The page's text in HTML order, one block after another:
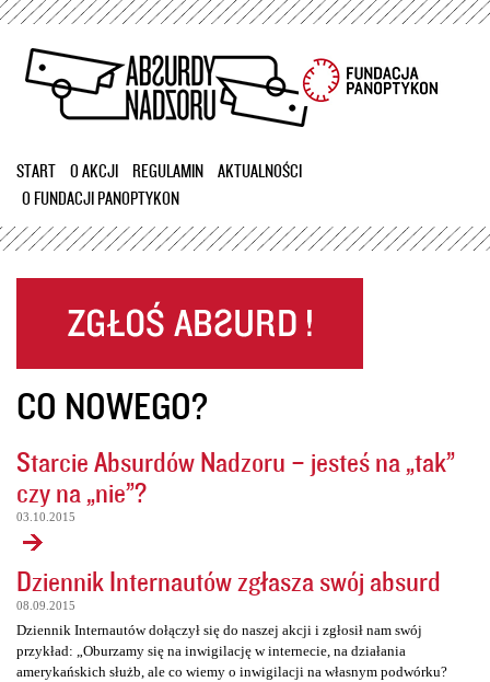
Przejdź
treści
START O AKCJI REGULAMIN
AKTUALNOŚCI
O FUNDACJI PANOPTYKON
CO NOWEGO?
Starcie Absurdów Nadzoru – jesteś na „tak”
czy na „nie”?
03.10.2015
Dziennik Internautów zgłasza swój absurd
08.09.2015
Dziennik Internautów dołączył się do naszej akcji i zgłosił nam swój
przykład: „Oburzamy się na inwigilację w internecie, na działania
amerykańskich służb, ale co wiemy o inwigilacji na własnym podwórku?